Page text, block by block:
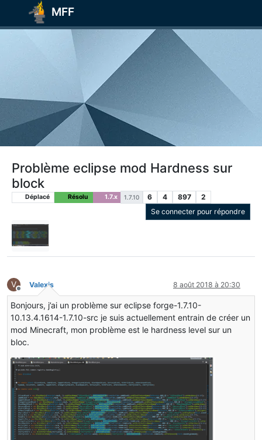
MFF
Problème eclipse mod Hardness sur
block
Déplacé Résolu 1.7.x 1.7.10 6 4 897
2
Se connecter pour répondre
V
Hors-ligne
Valexis 8 août 2018 à 20:30
Bonjours, j’ai un problème sur eclipse forge-1.7.10-
10.13.4.1614-1.7.10-src je suis actuellement entrain de créer un
mod Minecraft, mon problème est le hardness level sur un
bloc.